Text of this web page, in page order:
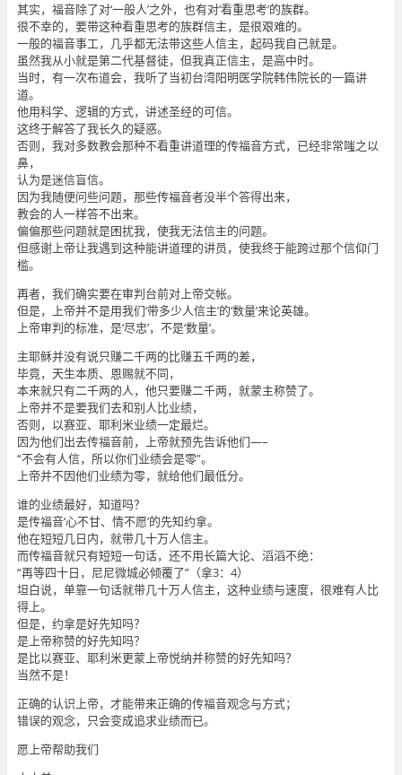
其实，福音除了对‘一般人’之外，也有对‘看重思考’的族群。
很不幸的，要带这种看重思考的族群信主，是很艰难的。
一般的福音事工，几乎都无法带这些人信主，起码我自己就是。
虽然我从小就是第二代基督徒，但我真正信主，是高中时。
当时，有一次布道会，我听了当初台湾阳明医学院韩伟院长的一篇讲
道。
他用科学、逻辑的方式，讲述圣经的可信。
这终于解答了我长久的疑惑。
否则，我对多数教会那种不看重讲道理的传福音方式，已经非常嗤之以
鼻，
认为是迷信盲信。
因为我随便问些问题，那些传福音者没半个答得出来，
教会的人一样答不出来。
偏偏那些问题就是困扰我，使我无法信主的问题。
但感谢上帝让我遇到这种能讲道理的讲员，使我终于能跨过那个信仰门
槛。
再者，我们确实要在审判台前对上帝交帐。
但是，上帝并不是用我们‘带多少人信主’的‘数量’来论英雄。
上帝审判的标准，是‘尽忠’，不是‘数量’。
主耶稣并没有说只赚二千两的比赚五千两的差，
毕竟，天生本质、恩赐就不同，
本来就只有二千两的人，他只要赚二千两，就蒙主称赞了。
上帝并不是要我们去和别人比业绩，
否则，以赛亚、耶利米业绩一定最烂。
因为他们出去传福音前，上帝就预先告诉他们—–
“不会有人信，所以你们业绩会是零”。
上帝并不因他们业绩为零，就给他们最低分。
谁的业绩最好，知道吗？
是传福音‘心不甘、情不愿’的先知约拿。
他在短短几日内，就带几十万人信主。
而传福音就只有短短一句话，还不用长篇大论、滔滔不绝：
“再等四十日，尼尼微城必倾覆了”（拿3：4）
坦白说，单靠一句话就带几十万人信主，这种业绩与速度，很难有人比
得上。
但是，约拿是好先知吗？
是上帝称赞的好先知吗？
是比以赛亚、耶利米更蒙上帝悦纳并称赞的好先知吗？
当然不是！
正确的认识上帝，才能带来正确的传福音观念与方式；
错误的观念，只会变成追求业绩而已。
愿上帝帮助我们